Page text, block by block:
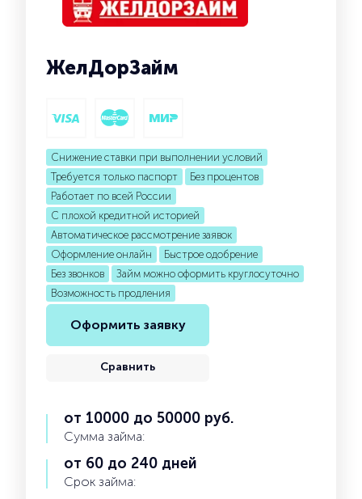
ЖелДорЗайм
Снижение ставки при выполнении условий
Требуется только паспорт
Без процентов
Работает по всей России
С плохой кредитной историей
Автоматическое рассмотрение заявок
Оформление онлайн
Быстрое одобрение
Без звонков
Займ можно оформить круглосуточно
Возможность продления
Оформить заявку
Сравнить
от 10000 до 50000 руб.
Сумма займа:
от 60 до 240 дней
Срок займа: